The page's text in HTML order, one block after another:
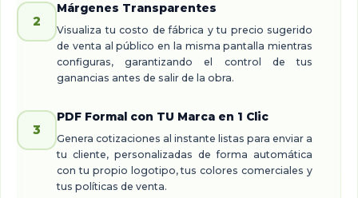
2
Márgenes Transparentes
Visualiza tu costo de fábrica y tu precio sugerido
de venta al público en la misma pantalla mientras
configuras, garantizando el control de tus
ganancias antes de salir de la obra.
3
PDF Formal con TU Marca en 1 Clic
Genera cotizaciones al instante listas para enviar a
tu cliente, personalizadas de forma automática
con tu propio logotipo, tus colores comerciales y
tus políticas de venta.